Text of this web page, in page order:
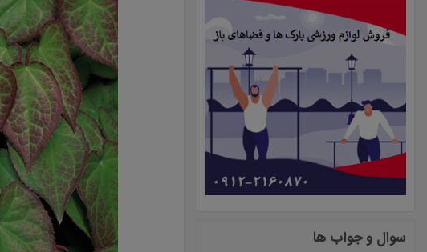
سوال و جواب ها